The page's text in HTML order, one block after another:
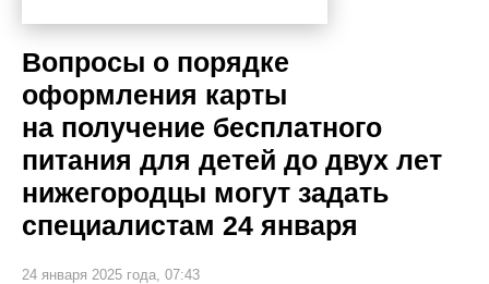
Вопросы о порядке
оформления карты
на получение бесплатного
питания для детей до двух лет
нижегородцы могут задать
специалистам 24 января
24 января 2025 года, 07:43